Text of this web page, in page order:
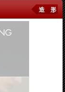
造 形